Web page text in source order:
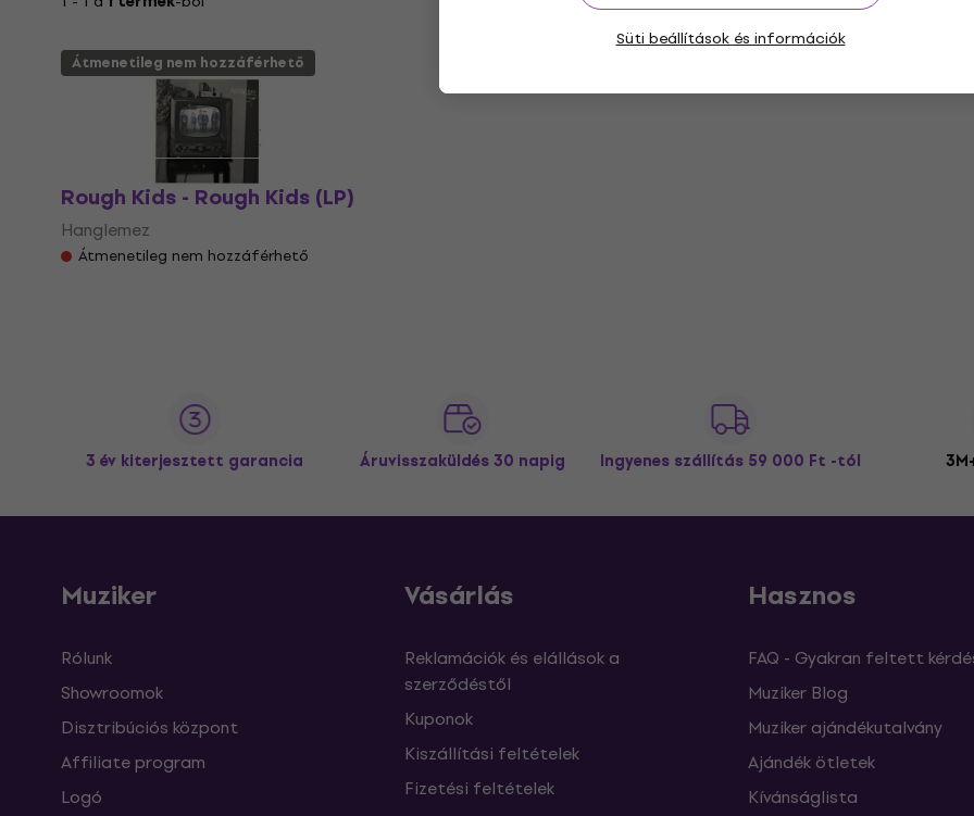
Süti beállítások és információk
Átmenetileg nem hozzáférhető
Rough Kids - Rough Kids (LP)
Hanglemez
Átmenetileg nem hozzáférhető
3 év kiterjesztett garancia Áruvisszaküldés 30 napig Ingyenes szállítás 59 000 Ft -tól
Muziker
Rólunk
Showroomok
Disztribúciós központ
Affiliate program
Logó
Vásárlás
Reklamációk és elállások a
szerződéstől
Kuponok
Kiszállítási feltételek
Fizetési feltételek
Hasznos
FAQ - Gyakran feltett
Muziker Blog
Muziker ajándékutalvány
Ajándék ötletek
Kívánságlista